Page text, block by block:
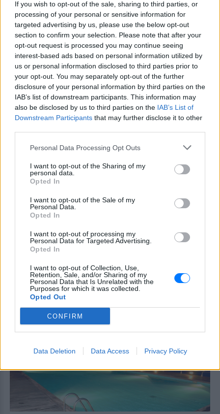
If you wish to opt-out of the sale, sharing to third parties, or
processing of your personal or sensitive information for
targeted advertising by us, please use the below opt-out
section to confirm your selection. Please note that after your
opt-out request is processed you may continue seeing
interest-based ads based on personal information utilized by
us or personal information disclosed to third parties prior to
your opt-out. You may separately opt-out of the further
disclosure of your personal information by third parties on the
IAB’s list of downstream participants. This information may
also be disclosed by us to third parties on the IAB’s List of
Downstream Participants that may further disclose it to other
Personal Data Processing Opt Outs
I want to opt-out of the Sharing of my
personal data.
Opted In
I want to opt-out of the Sale of my
Personal Data.
Opted In
I want to opt-out of processing my
Personal Data for Targeted Advertising.
Opted In
I want to opt-out of Collection, Use,
Retention, Sale, and/or Sharing of my
Personal Data that Is Unrelated with the
Purposes for which it was collected.
Opted Out
CONFIRM
Data Deletion Data Access Privacy Policy
ΣΤΗΝ ΙΔΙΑ ΚΑΤΗΓΟΡΙΑ
Πάρος: Κλειστό το beach bar
όπου πνίγηκε ο 4χρονος –
Δικογραφία για ανθρωποκτονία
από αμέλεια
ΠΡΙΝ 10 ΏΡΕΣ
Ο ιδιοκτήτης της επιχείρησης κρατείται
και αναμένεται να οδηγηθεί στον
εισαγγελέα, ενώ οι γονείς του παιδιού
αφέθηκαν ελεύθεροι μετά τη
Πανικός στο αεροδρόμιο της
Ατλάντα: Εκκενώθηκε
αεροσκάφος με τσουλήθρες
Πτήση με προορισμό το Ορλάντο
επέστρεψε εκτάκτως στην Ατλάντα
το Boeing 757 στον τροχόδρομο.
υποβάλλουν αιτήσεις σήμερα
(9/8) – Όλα όσα πρέπει να
ξέρετε
στις 21 Αυγούστου 2026, με επιδότηση